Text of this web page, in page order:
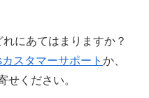
にあてはまりますか？
スタマーサポート か、
せください。